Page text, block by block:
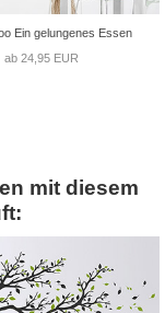
Ein gelungenes Essen
ab 24,95 EUR
mit diesem